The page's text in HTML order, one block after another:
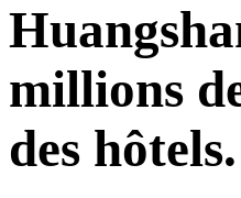
millions
des hôtels.